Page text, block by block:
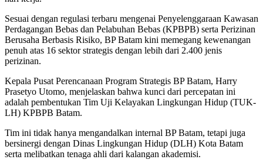
Sesuai dengan regulasi terbaru mengenai Penyelenggaraan Kawasan
Perdagangan Bebas dan Pelabuhan Bebas (KPBPB) serta Perizinan
Berusaha Berbasis Risiko, BP Batam kini memegang kewenangan
penuh atas 16 sektor strategis dengan lebih dari 2.400 jenis
perizinan.
Kepala Pusat Perencanaan Program Strategis BP Batam, Harry
Prasetyo Utomo, menjelaskan bahwa kunci dari percepatan ini
adalah pembentukan Tim Uji Kelayakan Lingkungan Hidup (TUK-
LH) KPBPB Batam.
Tim ini tidak hanya mengandalkan internal BP Batam, tetapi juga
bersinergi dengan Dinas Lingkungan Hidup (DLH) Kota Batam
serta melibatkan tenaga ahli dari kalangan akademisi.